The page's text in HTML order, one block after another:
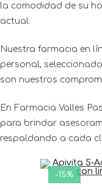
la comodidad de su
actual.
Nuestra farmacia en
personal,
son nuestros
En Farmacia Valles
para brindar
respaldando a cada
-15%